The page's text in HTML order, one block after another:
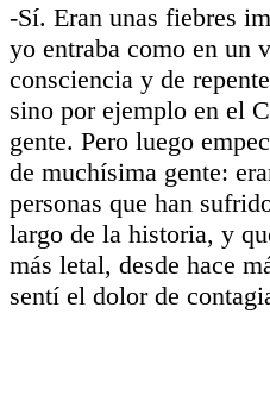
-Sí. Eran unas fiebres
yo entraba como en un
consciencia y de
sino por ejemplo en el
gente. Pero luego
de muchísima gente:
personas que han
largo de la historia, y
más letal, desde hace
sentí el dolor de